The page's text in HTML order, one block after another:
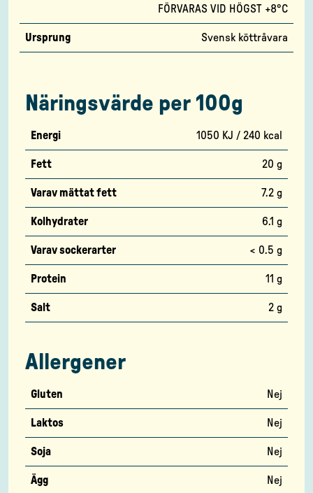
FÖRVARAS VID HÖGST +8°C
Ursprung Svensk köttråvara
Näringsvärde per 100g
Energi 1050 KJ / 240 kcal
Fett 20 g
Varav mättat fett 7.2 g
Kolhydrater 6.1 g
Varav sockerarter < 0.5 g
Protein 11 g
Salt 2 g
Allergener
Gluten Nej
Laktos Nej
Soja Nej
Ägg Nej